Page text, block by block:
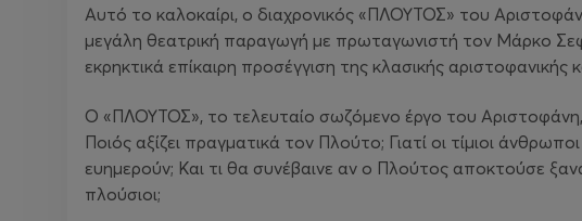
Αυτό το καλοκαίρι, ο διαχρονικός «ΠΛΟΥΤΟΣ» του
μεγάλη θεατρική παραγωγή με πρωταγωνιστή τον Μάρκο
εκρηκτικά επίκαιρη προσέγγιση της κλασικής αριστοφανικής
Ο «ΠΛΟΥΤΟΣ», το τελευταίο σωζόμενο έργο του
Ποιός αξίζει πραγματικά τον Πλούτο; Γιατί οι τίμιοι
ευημερούν; Και τι θα συνέβαινε αν ο Πλούτος αποκτούσε
πλούσιοι;